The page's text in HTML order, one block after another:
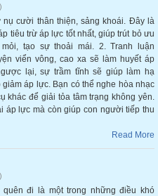
nụ cười thân thiện, sảng khoái. Đây là
tiêu trừ áp lực tốt nhất, giúp trút bỏ ưu
mỏi, tạo sự thoải mái. 2. Tranh luận
viển vông, cao xa sẽ làm huyết áp
lại, sự trầm tĩnh sẽ giúp làm hạ
áp lực. Bạn có thể nghe hòa nhạc
khác để giải tỏa tâm trạng không yên.
áp lực mà còn giúp con người tiếp thu
Read More
quên đi là một trong những điều khó